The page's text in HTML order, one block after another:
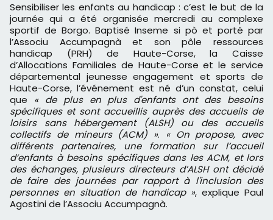
Sensibiliser les enfants au handicap : c’est le but de la
journée qui a été organisée mercredi au complexe
sportif de Borgo. Baptisé Inseme si pò et porté par
l’Associu Accumpagnà et son pôle ressources
handicap (PRH) de Haute-Corse, la Caisse
d’Allocations Familiales de Haute-Corse et le service
départemental jeunesse engagement et sports de
Haute-Corse, l’événement est né d’un constat, celui
que
« de plus en plus d'enfants ont des besoins
spécifiques et sont accueillis auprès des accueils de
loisirs sans hébergement (ALSH) ou des accueils
collectifs de mineurs (ACM) ».
« On propose, avec
différents partenaires, une formation sur l’accueil
d’enfants à besoins spécifiques dans les ACM, et lors
des échanges, plusieurs directeurs d’ALSH ont décidé
de faire des journées par rapport à l'inclusion des
personnes en situation de handicap », explique Paul
Agostini de l’Associu Accumpagnà.